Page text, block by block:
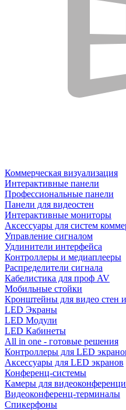
Коммерческая визуализация
Интерактивные панели
Профессиональные панели
Панели для видеостен
Интерактивные мониторы
Аксессуары для систем
Управление сигналом
Удлинители интерфейса
Контроллеры и медиаплееры
Распределители сигнала
Кабелистика для проф AV
Мобильные стойки
Кронштейны для видео стен
LED Экраны
LED Модули
LED Кабинеты
All in one - готовые решения
Контроллеры для LED
Аксессуары для LED экранов
Конференц-системы
Камеры для
Видеоконференц-терминалы
Спикерфоны